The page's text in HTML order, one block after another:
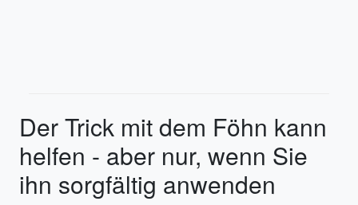
Der Trick mit dem Föhn kann
helfen - aber nur, wenn Sie
ihn sorgfältig anwenden